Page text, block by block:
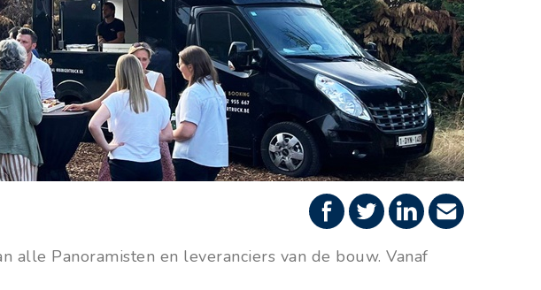
Panoramisten en leveranciers van de bouw. Vanaf